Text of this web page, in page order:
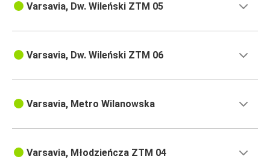
Varsavia, Dw. Wileński ZTM 05
Varsavia, Dw. Wileński ZTM 06
Varsavia, Metro Wilanowska
Varsavia, Młodzieńcza ZTM 04